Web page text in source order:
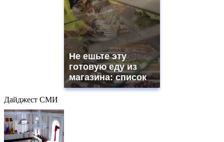
Не ешьте эту
готовую еду из
магазина: список
Дайджест СМИ